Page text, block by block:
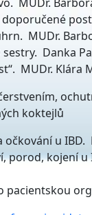
MUDr.
sestry. Danka
MUDr. Klára
koktejlů
očkování u IBD.
porod, kojení u
pacientskou